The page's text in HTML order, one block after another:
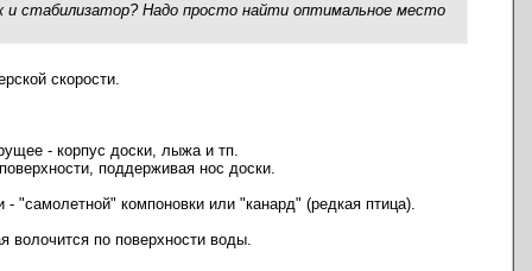
и стабилизатор? Надо просто найти оптимальное место
скорости.
- корпус доски, лыжа и тп.
поддерживая нос доски.
"самолетной" компоновки или "канард" (редкая птица).
волочится по поверхности воды.